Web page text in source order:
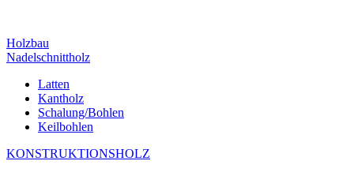
Holzbau
Nadelschnittholz
Latten
Kantholz
Schalung/Bohlen
Keilbohlen
KONSTRUKTIONSHOLZ